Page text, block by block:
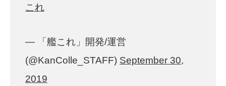
これ
— 「艦これ」開発/運営
(@KanColle_STAFF) September 30,
2019